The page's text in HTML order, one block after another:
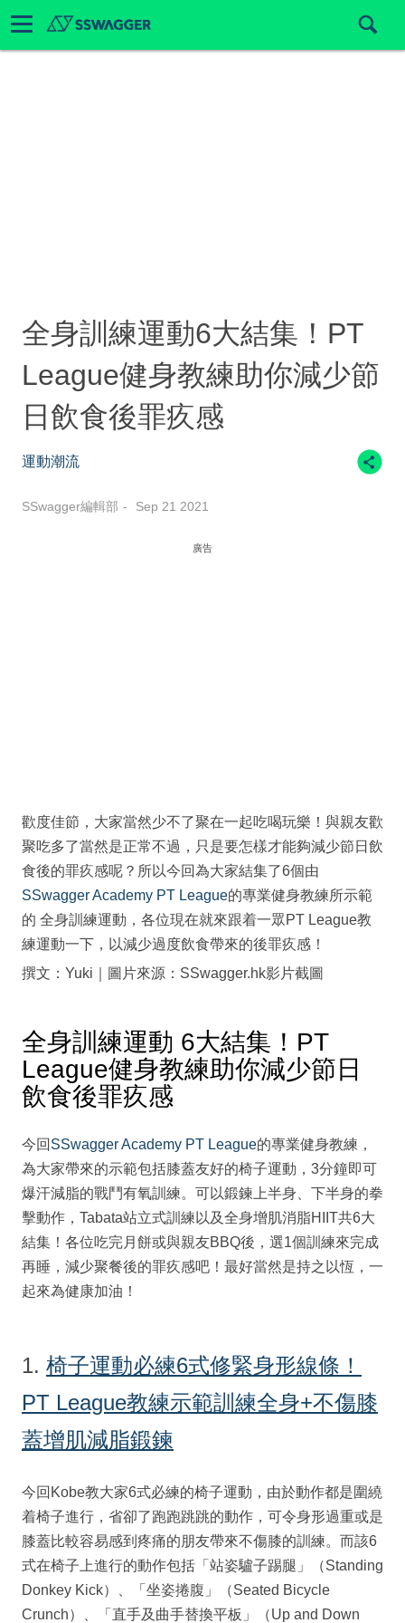
全身訓練運動6大結集！PT
League健身教練助你減少節
日飲食後罪疚感
運動潮流
SSwagger編輯部 Sep 21 2021
廣告
歡度佳節，大家當然少不了聚在一起吃喝玩樂！與親友歡
聚吃多了當然是正常不過，只是要怎樣才能夠減少節日飲
食後的罪疚感呢？所以今回為大家結集了6個由
SSwagger Academy PT League的專業健身教練所示範
的 全身訓練運動，各位現在就來跟着一眾PT League教
練運動一下，以減少過度飲食帶來的後罪疚感！
撰文：Yuki｜圖片來源：SSwagger.hk影片截圖
全身訓練運動 6大結集！PT
League健身教練助你減少節日
飲食後罪疚感
今回 SSwagger Academy PT League的專業健身教練，
為大家帶來的示範包括膝蓋友好的椅子運動，3分鐘即可
爆汗減脂的戰鬥有氧訓練。可以鍛鍊上半身、下半身的拳
擊動作，Tabata站立式訓練以及全身增肌消脂HIIT共6大
結集！各位吃完月餅或與親友BBQ後，選1個訓練來完成
再睡，減少聚餐後的罪疚感吧！最好當然是持之以恆，一
起來為健康加油！
1. 椅子運動必練6式修緊身形線條！
PT League教練示範訓練全身+不傷膝
蓋增肌減脂鍛鍊
今回Kobe教大家6式必練的椅子運動，由於動作都是圍繞
着椅子進行，省卻了跑跑跳跳的動作，可令身形過重或是
膝蓋比較容易感到疼痛的朋友帶來不傷膝的訓練。而該6
式在椅子上進行的動作包括「站姿驢子踢腿」（Standing
Donkey Kick）、「坐姿捲腹」（Seated Bicycle
Crunch）、「直手及曲手替換平板」（Up and Down